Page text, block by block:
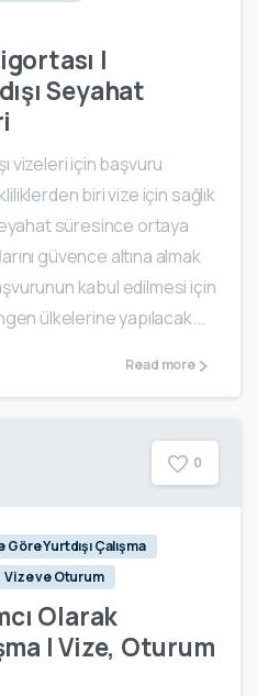
|
Seyahat
vizeleri için başvuru
biri vize için sağlık
süresince ortaya
güvence altına almak
kabul edilmesi için
ülkelerine yapılacak...
Read more
0
Yurtdışı Çalışma
Vize ve Oturum
Olarak
| Vize, Oturum